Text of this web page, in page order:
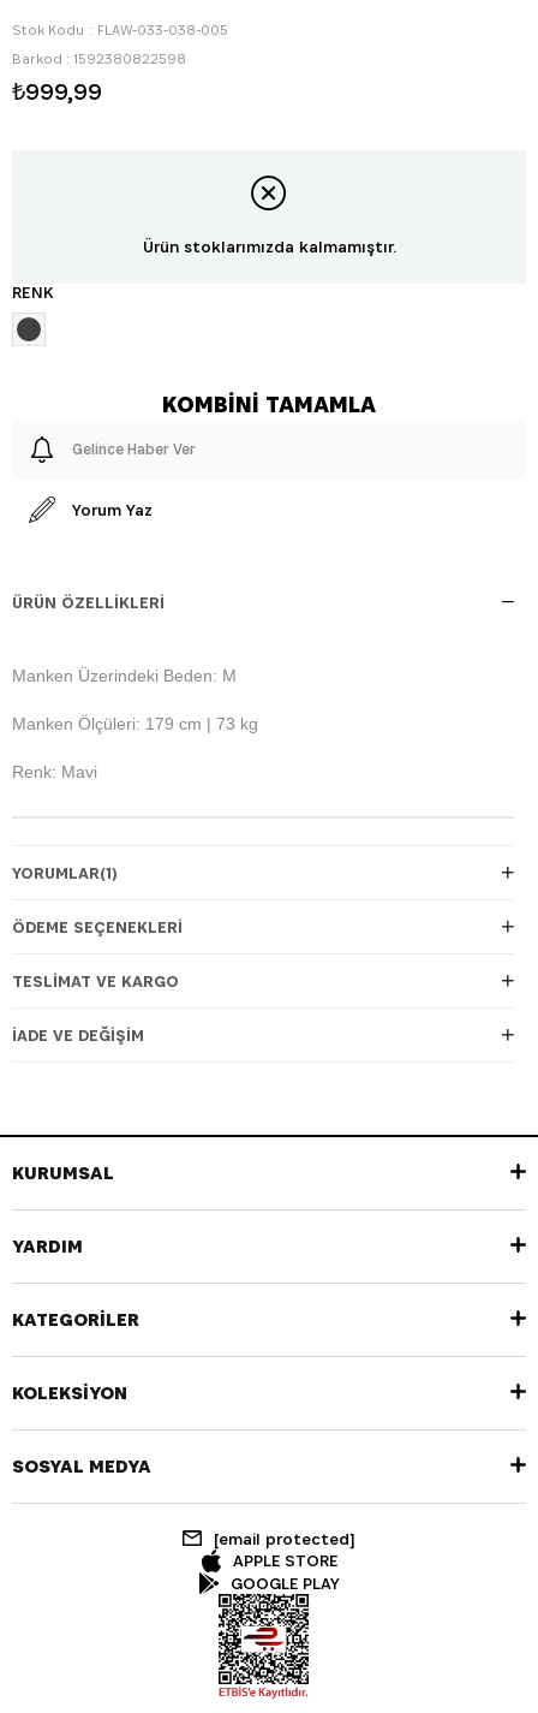
Stok Kodu
FLAW-033-038-005
Barkod : 1592380822598
₺999,99
Ürün stoklarımızda kalmamıştır.
RENK
Gelince Haber Ver
Yorum Yaz
ÜRÜN ÖZELLIKLERI
Manken Üzerindeki Beden: M
Manken Ölçüleri: 179 cm | 73 kg
Renk: Mavi
YORUMLAR(1)
ÖDEME SEÇENEKLERI
TESLIMAT VE KARGO
İADE VE DEĞIŞIM
KURUMSAL
YARDIM
KATEGORİLER
KOLEKSİYON
SOSYAL MEDYA
[email protected]
APPLE STORE
GOOGLE PLAY